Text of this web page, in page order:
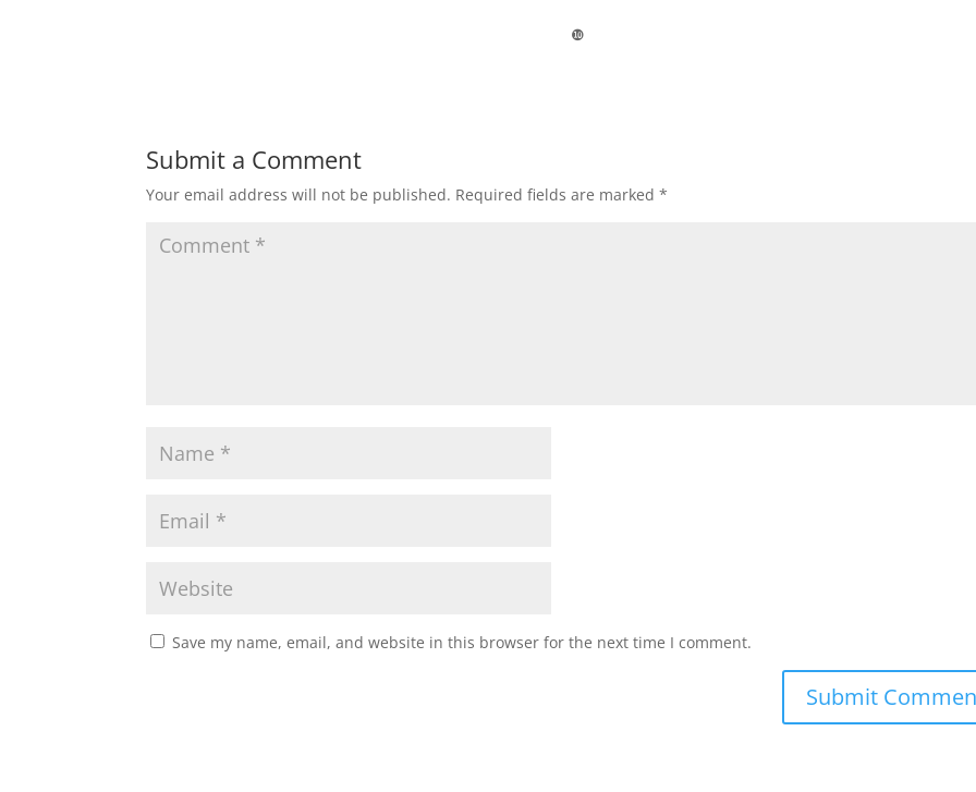
❿
Submit a Comment
Your email address will not be published. Required fields are marked*
Save my name, email, and website in this browser for the next time I comment.